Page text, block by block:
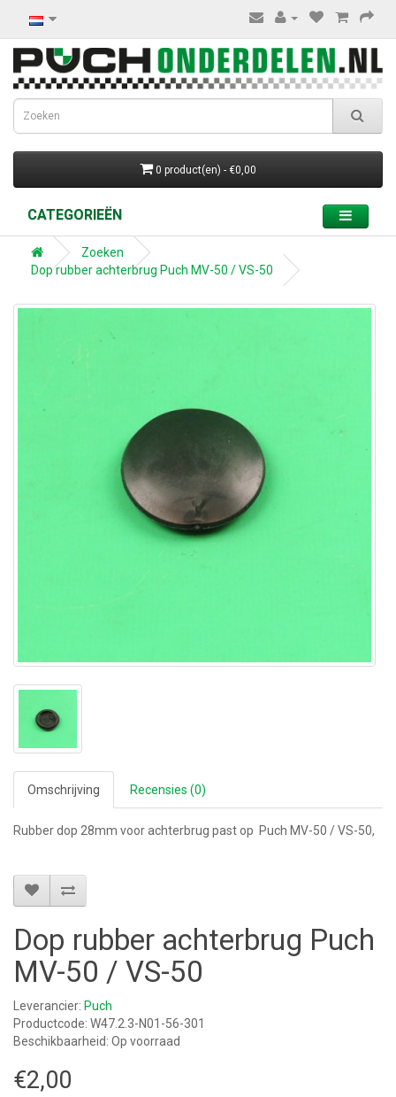
0 product(en) - €0,00
CATEGORIEËN
Zoeken
Dop rubber achterbrug Puch MV-50 / VS-50
Omschrijving Recensies (0)
Rubber dop 28mm voor achterbrug past op Puch MV-50 / VS-50,
Dop rubber achterbrug Puch
MV-50 / VS-50
Leverancier: Puch
Productcode: W47.2.3-N01-56-301
Beschikbaarheid: Op voorraad
€2,00